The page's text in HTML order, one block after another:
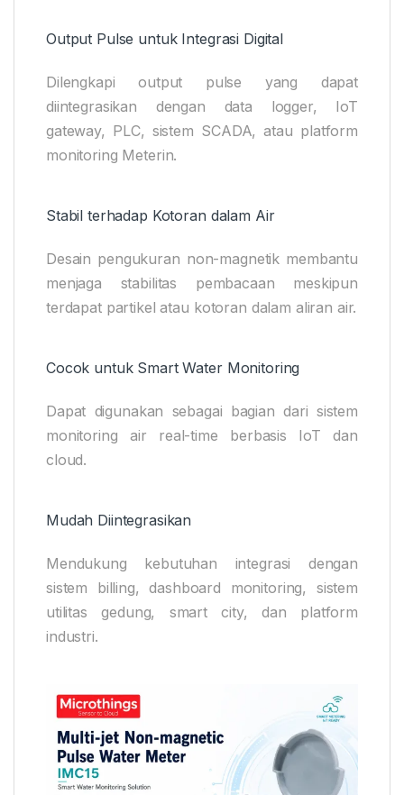
Output Pulse untuk Integrasi Digital
Dilengkapi output pulse yang dapat
diintegrasikan dengan data logger, IoT
gateway, PLC, sistem SCADA, atau platform
monitoring Meterin.
Stabil terhadap Kotoran dalam Air
Desain pengukuran non-magnetik membantu
menjaga stabilitas pembacaan meskipun
terdapat partikel atau kotoran dalam aliran air.
Cocok untuk Smart Water Monitoring
Dapat digunakan sebagai bagian dari sistem
monitoring air real-time berbasis IoT dan
cloud.
Mudah Diintegrasikan
Mendukung kebutuhan integrasi dengan
sistem billing, dashboard monitoring, sistem
utilitas gedung, smart city, dan platform
industri.